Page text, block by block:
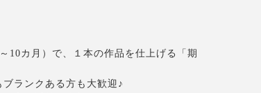
10カ月）で、１本の作品を仕上げる「期
ランクある方も大歓迎♪